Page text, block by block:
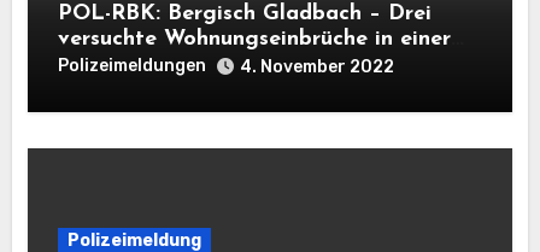
POL-RBK: Bergisch Gladbach – Drei
versuchte Wohnungseinbrüche in einer
Nacht
Polizeimeldungen 4. November 2022
Polizeimeldung